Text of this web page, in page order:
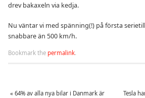
drev bakaxeln via kedja.
Nu väntar vi med spänning(!) på första
snabbare än 500 km/h.
Bookmark the permalink.
« 64% av alla nya bilar i Danmark är
Tesla